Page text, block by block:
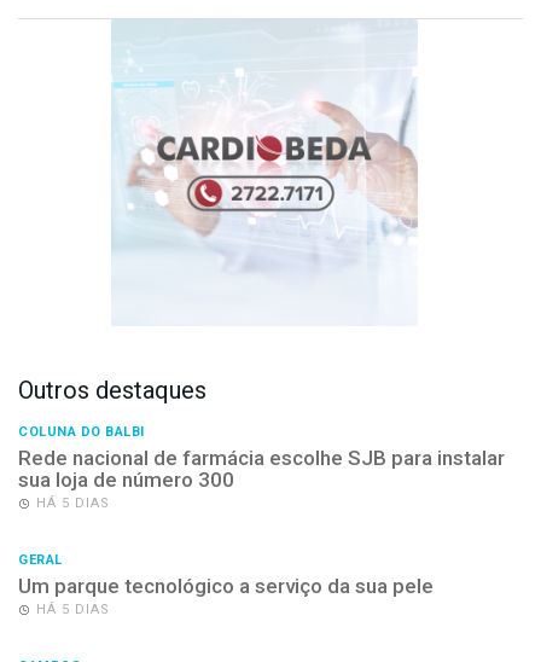
Outros destaques
COLUNA DO BALBI
Rede nacional de farmácia escolhe SJB para instalar
sua loja de número 300
HÁ 5 DIAS
GERAL
Um parque tecnológico a serviço da sua pele
HÁ 5 DIAS